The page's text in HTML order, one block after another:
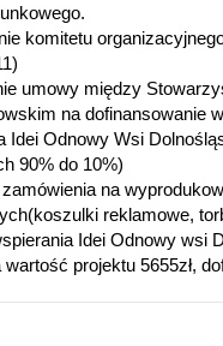
komitetu
umowy między
na dofinansowanie
Idei Odnowy Wsi
90% do 10%)
zamówienia na
reklamowe,
Idei Odnowy wsi
wartość projektu 5655zł,